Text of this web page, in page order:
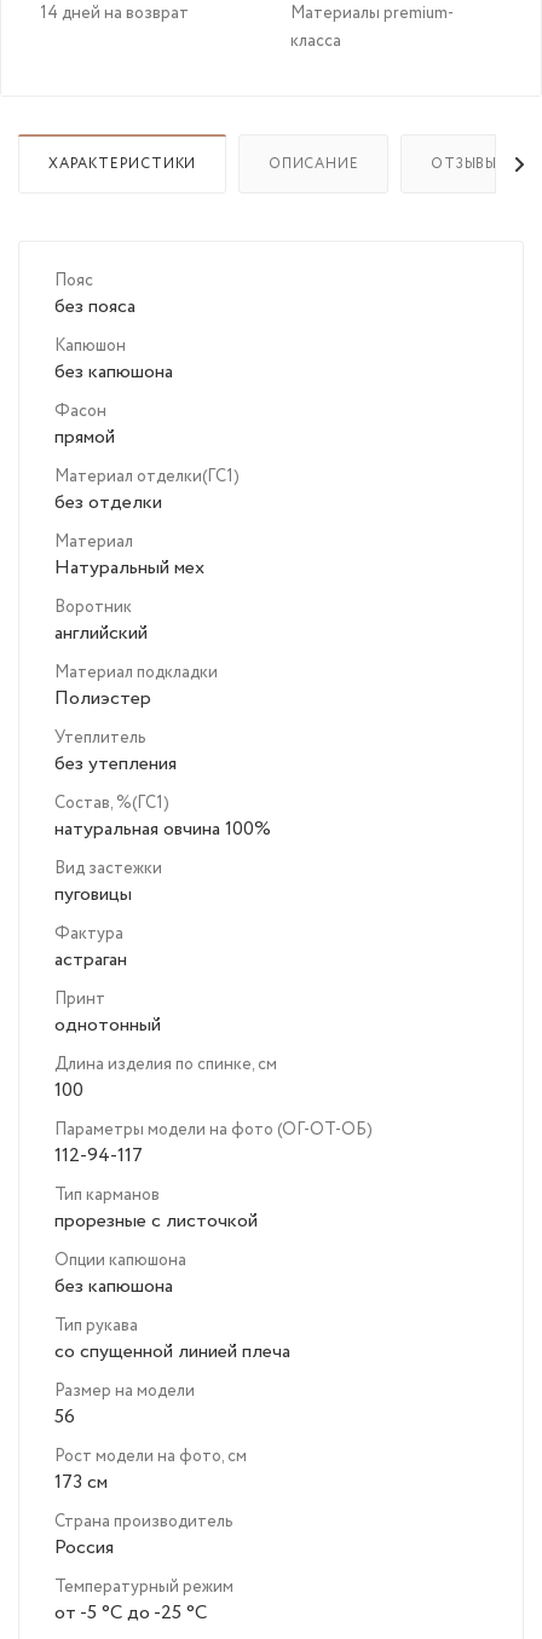
14 дней на возврат
Материалы premium-
класса
ХАРАКТЕРИСТИКИ ОПИСАНИЕ ОТЗЫВЫ
Пояс
без пояса
Капюшон
без капюшона
Фасон
прямой
Материал отделки(ГС1)
без отделки
Материал
Натуральный мех
Воротник
английский
Материал подкладки
Полиэстер
Утеплитель
без утепления
Состав, %(ГС1)
натуральная овчина 100%
Вид застежки
пуговицы
Фактура
астраган
Принт
однотонный
Длина изделия по спинке, см
100
Параметры модели на фото (ОГ-ОТ-ОБ)
112-94-117
Тип карманов
прорезные с листочкой
Опции капюшона
без капюшона
Тип рукава
со спущенной линией плеча
Размер на модели
56
Рост модели на фото, см
173 см
Страна производитель
Россия
Температурный режим
от -5 °C до -25 °C